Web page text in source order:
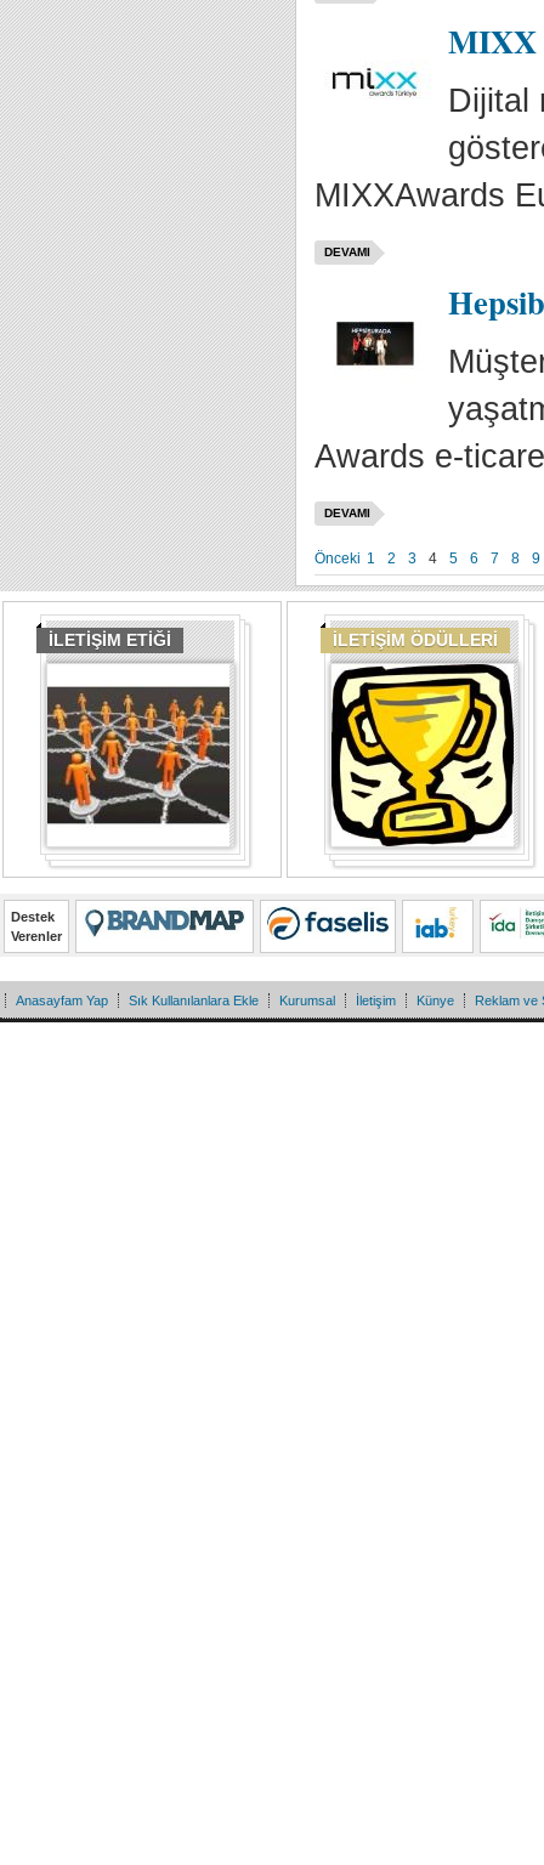
MIXX
Dijital
MIXXAwards
DEVAMI
Awards e-
DEVAMI
Önceki 1 2 3 4 5 6 7 8 9
İLETİŞİM ETİĞİ İLETİŞİM ÖDÜLLERİ
Destek
Verenler
Anasayfam Yap Sık Kullanılanlara Ekle Kurumsal İletişim Künye Reklam ve